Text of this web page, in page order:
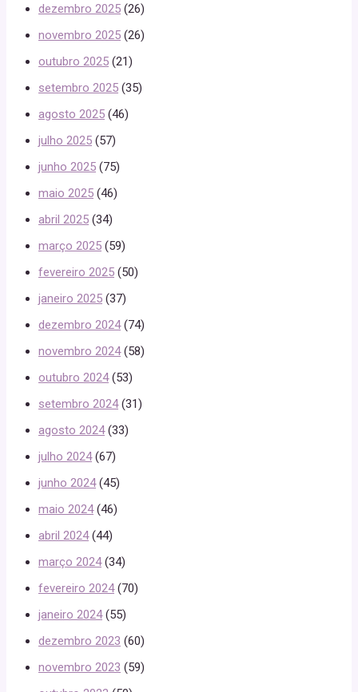
dezembro 2025 (26)
novembro 2025 (26)
outubro 2025 (21)
setembro 2025 (35)
agosto 2025 (46)
julho 2025 (57)
junho 2025 (75)
maio 2025 (46)
abril 2025 (34)
março 2025 (59)
fevereiro 2025 (50)
janeiro 2025 (37)
dezembro 2024(74)
novembro 2024(58)
outubro 2024(53)
setembro 2024(31)
agosto 2024(33)
julho 2024(67)
junho 2024(45)
maio 2024(46)
abril 2024(44)
março 2024(34)
fevereiro 2024(70)
janeiro 2024(55)
dezembro 2023 (60)
novembro 2023 (59)